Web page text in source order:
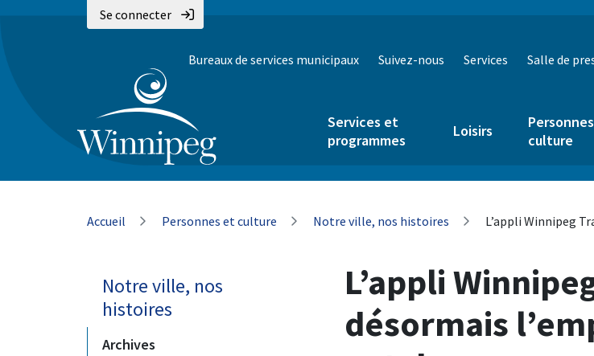
Se connecter
Bureaux de services municipaux Suivez-nous Services Salle de
Services et
programmes
Loisirs
culture
Fil
Accueil Personnes et culture Notre ville, nos histoires L’appli Winnipeg
Notre ville, nos
histoires
Archives
L’appli
désormais